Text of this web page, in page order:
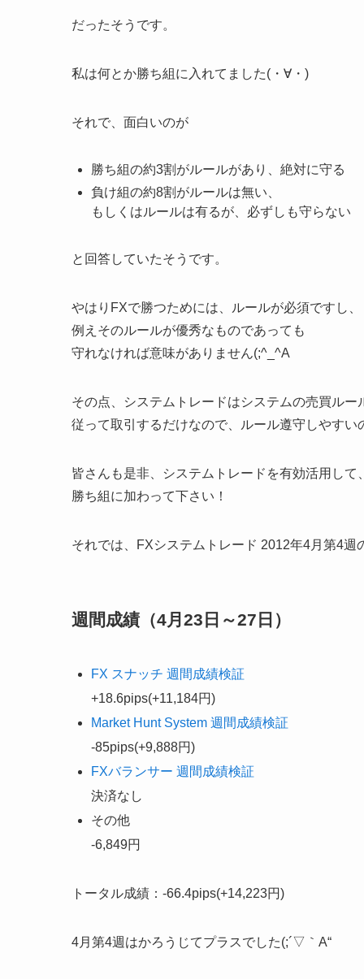
だったそうです。
私は何とか勝ち組に入れてました(・∀・)
それで、面白いのが
勝ち組の約3割がルールがあり、絶対に守る
負け組の約8割がルールは無い、
もしくはルールは有るが、必ずしも守らない
と回答していたそうです。
やはりFXで勝つためには、ルールが必須ですし、
例えそのルールが優秀なものであっても
守れなければ意味がありません(;^_^A
その点、システムトレードはシステムの売買ルー
従って取引するだけなので、ルール遵守しやすい
皆さんも是非、システムトレードを有効活用して、
勝ち組に加わって下さい！
それでは、FXシステムトレード 2012年4月第4週
週間成績（4月23日～27日）
FX スナッチ 週間成績検証
+18.6pips(+11,184円)
Market Hunt System 週間成績検証
-85pips(+9,888円)
FXバランサー 週間成績検証
決済なし
その他
-6,849円
トータル成績： -66.4pips(+14,223円)
4月第4週はかろうじてプラスでした(;´▽｀A“